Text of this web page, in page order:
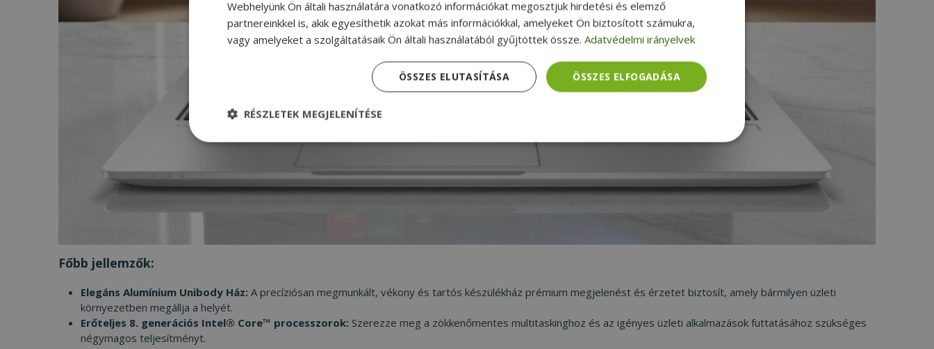
Főbb jellemzők:
Elegáns Alumínium Unibody Ház: A precíziósan megmunkált, vékony és tartós készülékház prémium megjelenést és érzetet biztosít, amely bármilyen üzleti
környezetben megállja a helyét.
Erőteljes 8. generációs Intel® Core™ processzorok: Szerezze meg a zökkenőmentes multitaskinghoz és az igényes üzleti alkalmazások futtatásához szükséges
négymagos teljesítményt.
Webhelyünk Ön általi használatára vonatkozó információkat megosztjuk hirdetési és elemző
partnereinkkel is, akik egyesíthetik azokat más információkkal, amelyeket Ön biztosított számukra,
vagy amelyeket a szolgáltatásaik Ön általi használatából gyűjtöttek össze. Adatvédelmi irányelvek
ÖSSZES ELFOGADÁSA
ÖSSZES ELUTASÍTÁSA
RÉSZLETEK MEGJELENÍTÉSE
Elengedhetetlenül
Teljesítmény Célzás Funkcionalitás Besorolatlan
a fiókkezelést. A weboldal nem használható megfelelően az elengedhetetlenül szükséges sütik nélkül.
Domain
Leírás